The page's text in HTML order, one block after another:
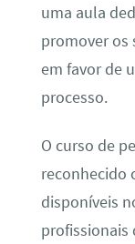
uma aula
promover os
em favor de
processo.
O curso de
reconhecido
disponíveis
profissionais